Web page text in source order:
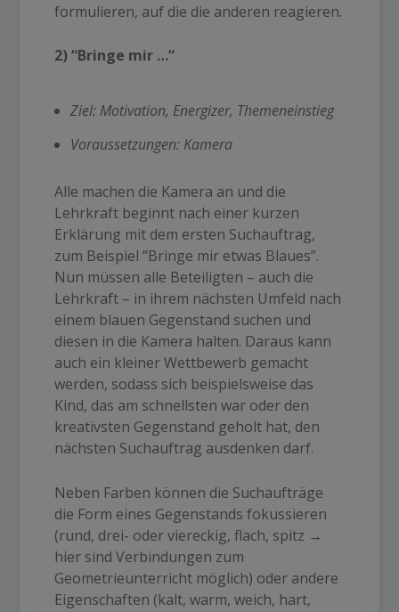
formulieren, auf die die anderen reagieren.
2) “Bringe mir …“
Ziel: Motivation, Energizer, Themeneinstieg
Voraussetzungen: Kamera
Alle machen die Kamera an und die
Lehrkraft beginnt nach einer kurzen
Erklärung mit dem ersten Suchauftrag,
zum Beispiel “Bringe mir etwas Blaues”.
Nun müssen alle Beteiligten – auch die
Lehrkraft – in ihrem nächsten Umfeld nach
einem blauen Gegenstand suchen und
diesen in die Kamera halten. Daraus kann
auch ein kleiner Wettbewerb gemacht
werden, sodass sich beispielsweise das
Kind, das am schnellsten war oder den
kreativsten Gegenstand geholt hat, den
nächsten Suchauftrag ausdenken darf.
Neben Farben können die Suchaufträge
die Form eines Gegenstands fokussieren
(rund, drei- oder viereckig, flach, spitz →
hier sind Verbindungen zum
Geometrieunterricht möglich) oder andere
Eigenschaften (kalt, warm, weich, hart,